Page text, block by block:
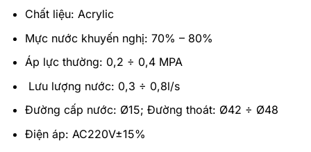
Chất liệu: Acrylic
Mực nước khuyến nghị: 70% – 80%
Áp lực thường: 0,2 ÷ 0,4 MPA
Lưu lượng nước: 0,3 ÷ 0,8l/s
Đường cấp nước: Ø15; Đường thoát: Ø42 ÷ Ø48
Điện áp: AC220V±15%